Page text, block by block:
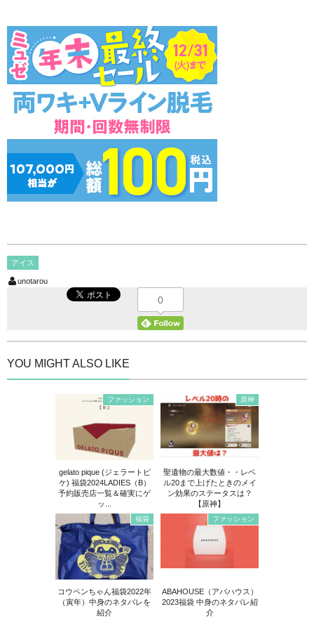
アイス
unotarou
0
YOU MIGHT ALSO LIKE
ファッション
gelato pique (ジェラートピ
ケ) 福袋2024LADIES（B）
予約販売店一覧＆確実にゲ
ッ...
原神
聖遺物の最大数値・・レベ
ル20まで上げたときのメイ
ン効果のステータスは？
【原神】
福袋
コウペンちゃん福袋2022年
（寅年）中身のネタバレを
紹介
ファッション
ABAHOUSE（アバハウス）
2023福袋 中身のネタバレ紹
介